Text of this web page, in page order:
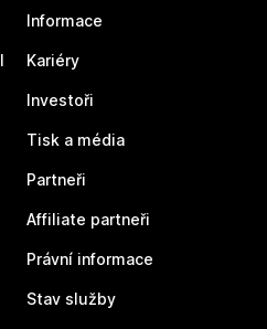
Informace
Kariéry
Investoři
Tisk a média
Partneři
Affiliate partneři
Právní informace
Stav služby